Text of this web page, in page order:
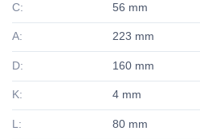
C: 56 mm
A: 223 mm
D: 160 mm
K: 4 mm
L: 80 mm